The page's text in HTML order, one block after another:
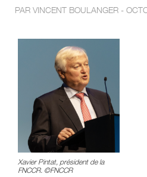
PAR VINCENT BOULANGER -
Xavier Pintat, président de la
FNCCR. ©FNCCR